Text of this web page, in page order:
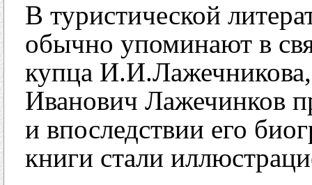
В туристической
обычно упоминают в
купца
Иванович Лажечинков
и впоследствии его
книги стали